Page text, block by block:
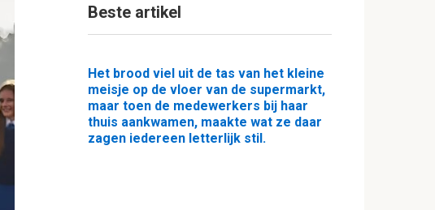
Beste artikel
Het brood viel uit de tas van het kleine
meisje op de vloer van de supermarkt,
maar toen de medewerkers bij haar
thuis aankwamen, maakte wat ze daar
zagen iedereen letterlijk stil.